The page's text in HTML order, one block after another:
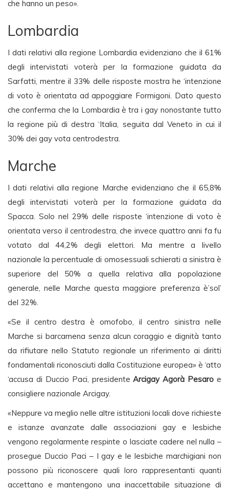
che hanno un peso».
Lombardia
I dati relativi alla regione Lombardia evidenziano che il 61%
degli intervistati voterà per la formazione guidata da
Sarfatti, mentre il 33% delle risposte mostra he ‘intenzione
di voto è orientata ad appoggiare Formigoni. Dato questo
che conferma che la Lombardia è tra i gay nonostante tutto
la regione più di destra ‘Italia, seguita dal Veneto in cui il
30% dei gay vota centrodestra.
Marche
I dati relativi alla regione Marche evidenziano che il 65,8%
degli intervistati voterà per la formazione guidata da
Spacca. Solo nel 29% delle risposte ‘intenzione di voto è
orientata verso il centrodestra, che invece quattro anni fa fu
votato dal 44,2% degli elettori. Ma mentre a livello
nazionale la percentuale di omosessuali schierati a sinistra è
superiore del 50% a quella relativa alla popolazione
generale, nelle Marche questa maggiore preferenza è’sol’
del 32%.
«Se il centro destra è omofobo, il centro sinistra nelle
Marche si barcamena senza alcun coraggio e dignità tanto
da rifiutare nello Statuto regionale un riferimento ai diritti
fondamentali riconosciuti dalla Costituzione europea» è ‘atto
‘accusa di Duccio Paci, presidenteArcigay Agorà Pesaro e
consigliere nazionale Arcigay.
«Neppure va meglio nelle altre istituzioni locali dove richieste
e istanze avanzate dalle associazioni gay e lesbiche
vengono regolarmente respinte o lasciate cadere nel nulla –
prosegue Duccio Paci – I gay e le lesbiche marchigiani non
possono più riconoscere quali loro rappresentanti quanti
accettano e mantengono una inaccettabile situazione di